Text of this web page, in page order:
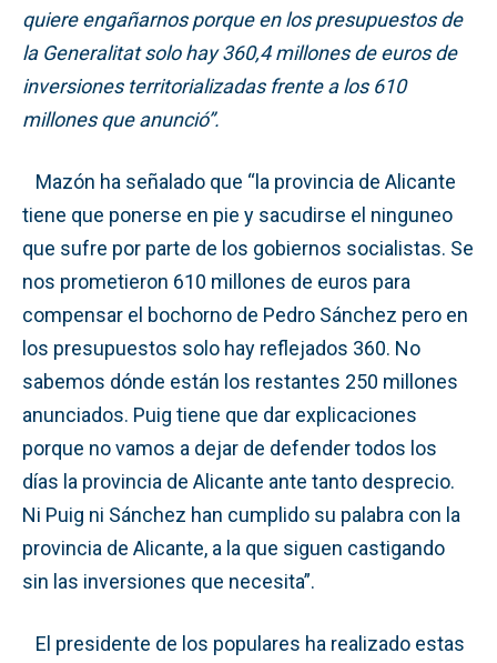
quiere engañarnos porque en los presupuestos de
la Generalitat solo hay 360,4 millones de euros de
inversiones territorializadas frente a los 610
millones que anunció”.
Mazón ha señalado que “la provincia de Alicante
tiene que ponerse en pie y sacudirse el ninguneo
que sufre por parte de los gobiernos socialistas. Se
nos prometieron 610 millones de euros para
compensar el bochorno de Pedro Sánchez pero en
los presupuestos solo hay reflejados 360. No
sabemos dónde están los restantes 250 millones
anunciados. Puig tiene que dar explicaciones
porque no vamos a dejar de defender todos los
días la provincia de Alicante ante tanto desprecio.
Ni Puig ni Sánchez han cumplido su palabra con la
provincia de Alicante, a la que siguen castigando
sin las inversiones que necesita”.
El presidente de los populares ha realizado estas